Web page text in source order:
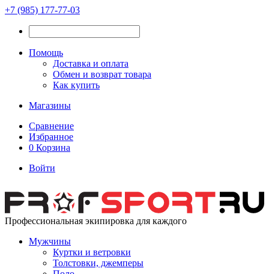
+7 (985) 177-77-03
Помощь
Доставка и оплата
Обмен и возврат товара
Как купить
Магазины
Сравнение
Избранное
0 Корзина
Войти
Профессиональная экипировка для каждого
Мужчины
Куртки и ветровки
Толстовки, джемперы